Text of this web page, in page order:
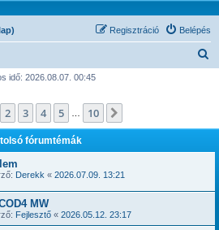
Belépés
Regisztráció
s
é
idő: 2026.08.07. 00:45
1 10
2 3 4 5 10
fórumtémák
Derekk « 2026.07.09. 13:21
MW
Fejlesztő « 2026.05.12. 23:17